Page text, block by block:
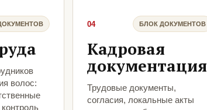
волос:
04 БЛОК ДОКУМЕНТОВ
Кадровая
документация
Трудовые документы,
согласия, локальные акты